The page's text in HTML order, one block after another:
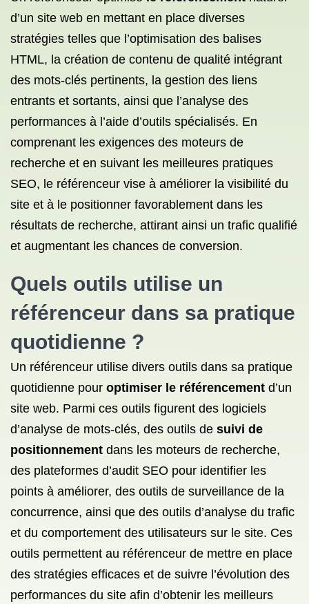
d’un site web en mettant en place diverses
stratégies telles que l’optimisation des balises
HTML, la création de contenu de qualité intégrant
des mots-clés pertinents, la gestion des liens
entrants et sortants, ainsi que l’analyse des
performances à l’aide d’outils spécialisés. En
comprenant les exigences des moteurs de
recherche et en suivant les meilleures pratiques
SEO, le référenceur vise à améliorer la visibilité du
site et à le positionner favorablement dans les
résultats de recherche, attirant ainsi un trafic qualifié
et augmentant les chances de conversion.
Quels outils utilise un
référenceur dans sa pratique
quotidienne ?
Un référenceur utilise divers outils dans sa pratique
quotidienne pour optimiser le référencement d’un
site web. Parmi ces outils figurent des logiciels
d’analyse de mots-clés, des outils de suivi de
positionnement dans les moteurs de recherche,
des plateformes d’audit SEO pour identifier les
points à améliorer, des outils de surveillance de la
concurrence, ainsi que des outils d’analyse du trafic
et du comportement des utilisateurs sur le site. Ces
outils permettent au référenceur de mettre en place
des stratégies efficaces et de suivre l’évolution des
performances du site afin d’obtenir les meilleurs